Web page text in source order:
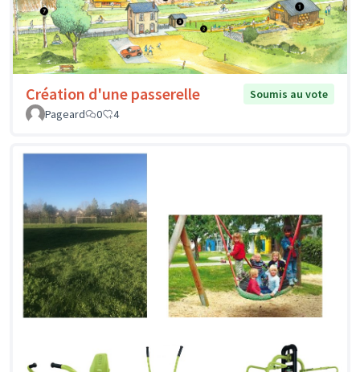
Création d'une passerelle
Soumis au vote
Pageard
0 4